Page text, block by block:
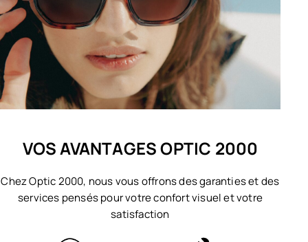
VOS AVANTAGES OPTIC 2000
Chez Optic 2000, nous vous offrons des garanties et des
services pensés pour votre confort visuel et votre
satisfaction